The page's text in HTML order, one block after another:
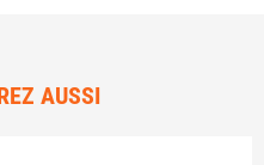
AUSSI